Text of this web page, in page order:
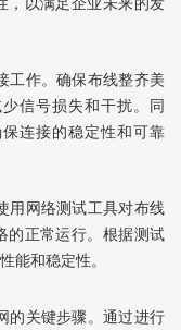
，以满足企业未来的发
工作。确保布线整齐美
信号损失和干扰。同
连接的稳定性和可靠
用网络测试工具对布线
的正常运行。根据测试
能和稳定性。
的关键步骤。通过进行